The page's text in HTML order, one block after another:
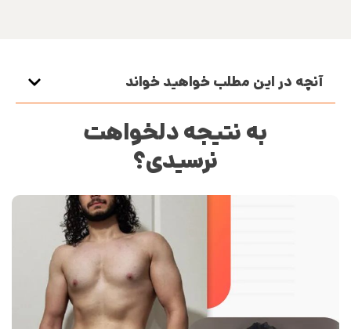
آنچه در این مطلب خواهید خواند
به نتیجه دلخواهت
نرسیدی؟